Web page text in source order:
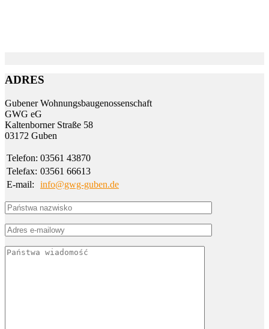
ADRES
Gubener Wohnungs­bau­genossen­schaft
GWG eG
Kalten­borner Straße 58
03172 Guben
Telefon: 03561 43870
Telefax: 03561 66613
E-mail:
info@gwg-guben.de